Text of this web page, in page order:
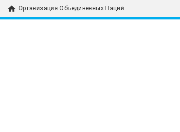
home Организация Объединенных Наций